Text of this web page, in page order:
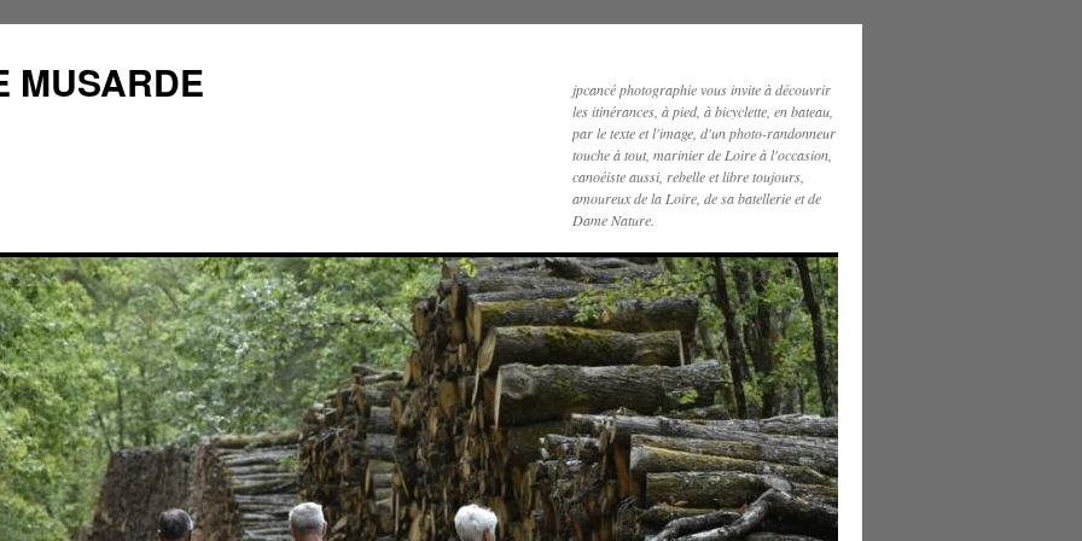
MUSARDE
jpcancé photographie vous invite à découvrir
les itinérances, à pied, à bicyclette, en bateau,
par le texte et l'image, d'un photo-randonneur
touche à tout, marinier de Loire à l'occasion,
canoéiste aussi, rebelle et libre toujours,
amoureux de la Loire, de sa batellerie et de
Dame Nature.